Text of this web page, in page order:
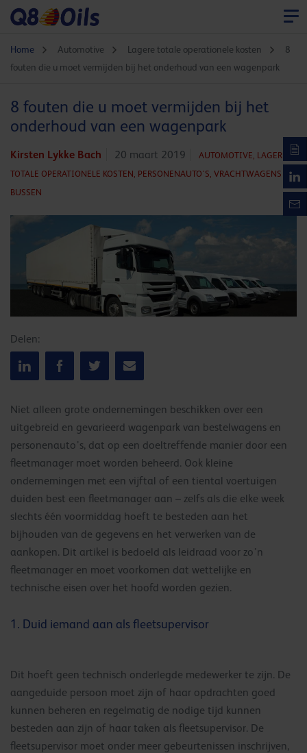
Home Automotive Lagere totale operationele kosten
8
fouten die u moet vermijden bij het onderhoud van een wagenpark
8 fouten die u moet vermijden bij het
onderhoud van een wagenpark
Kirsten Lykke Bach 20 maart 2019 AUTOMOTIVE, LAGERE
TOTALE OPERATIONELE KOSTEN, PERSONENAUTO'S, VRACHTWAGENS EN
BUSSEN
Delen:
Niet alleen grote ondernemingen beschikken over een
uitgebreid en gevarieerd wagenpark van bestelwagens en
personenauto’s, dat op een doeltreffende manier door een
fleetmanager moet worden beheerd. Ook kleine
ondernemingen met een vijftal of een tiental voertuigen
duiden best een fleetmanager aan – zelfs als die elke week
slechts één voormiddag hoeft te besteden aan het
bijhouden van de gegevens en het verwerken van de
aankopen. Dit artikel is bedoeld als leidraad voor zo’n
fleetmanager en moet voorkomen dat wettelijke en
technische eisen over het hoofd worden gezien.
1. Duid iemand aan als fleetsupervisor
Dit hoeft geen technisch onderlegde medewerker te zijn. De
aangeduide persoon moet zijn of haar opdrachten goed
kunnen beheren en regelmatig de nodige tijd kunnen
besteden aan zijn of haar taken als fleetsupervisor. De
fleetsupervisor moet onder meer gebeurtenissen inschrijven,